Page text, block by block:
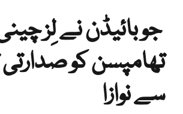
جو بائیڈن نے لِز
تھامپسن کو
سے نوازا